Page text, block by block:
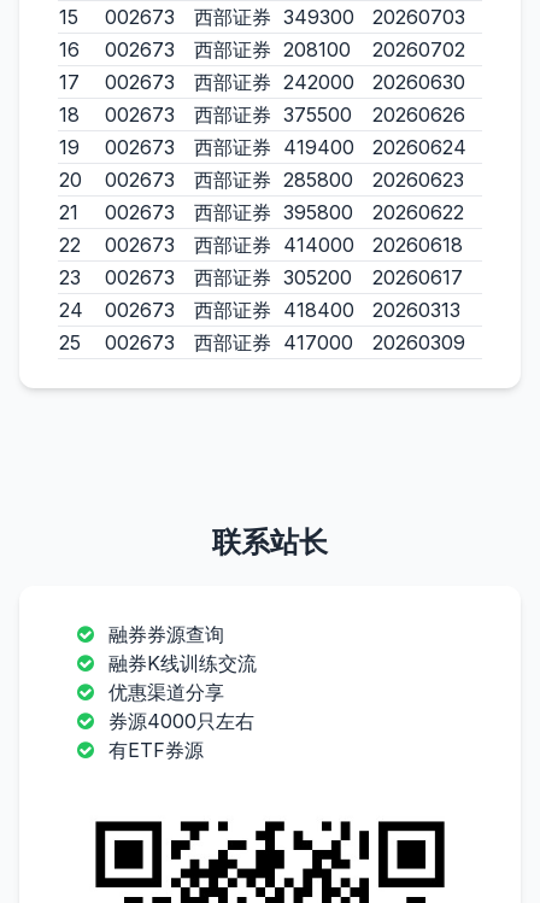
15
002673 西部证券 349300
20260703
16
002673 西部证券 208100
20260702
17
002673 西部证券 242000
20260630
18
002673 西部证券 375500
20260626
19
002673 西部证券 419400
20260624
20
002673 西部证券 285800
20260623
21
002673 西部证券 395800
20260622
22
002673 西部证券 414000
20260618
23
002673 西部证券 305200
20260617
24
002673 西部证券 418400
20260313
25
002673 西部证券 417000 20260309
联系站长
融券券源查询
融券K线训练交流
优惠渠道分享
券源4000只左右
有ETF券源